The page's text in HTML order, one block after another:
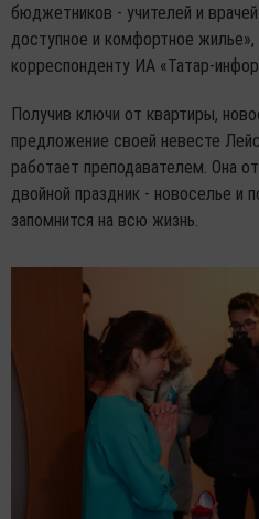
бюджетников - учителей и
доступное и комфортное
корреспонденту ИА «Татар-
Получив ключи от квартиры,
предложение своей невесте
работает преподавателем. Она
двойной праздник - новоселье и
запомнится на всю жизнь.